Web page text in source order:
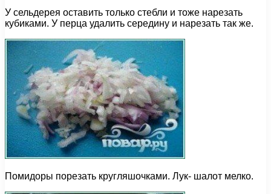
У сельдерея оставить только стебли и тоже нарезать
кубиками. У перца удалить середину и нарезать так же.
Помидоры порезать кругляшочками. Лук- шалот мелко.